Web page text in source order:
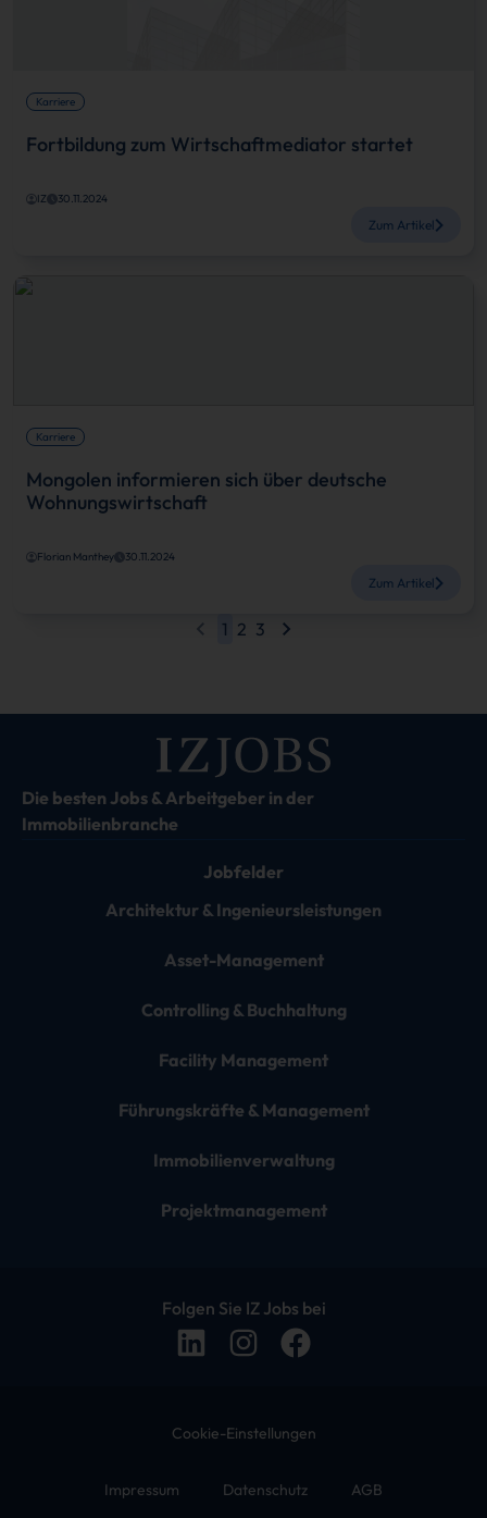
Karriere
Fortbildung zum Wirtschaftmediator startet
IZ 30.11.2024
Zum Artikel
Karriere
Mongolen informieren sich über deutsche
Wohnungswirtschaft
Florian Manthey 30.11.2024
Zum Artikel
1 2 3
Die besten Jobs & Arbeitgeber in der
Immobilienbranche
Jobfelder
Architektur & Ingenieursleistungen
Asset-Management
Controlling & Buchhaltung
Facility Management
Führungskräfte & Management
Immobilienverwaltung
Projektmanagement
Folgen Sie IZ Jobs bei
Cookie-Einstellungen
Impressum Datenschutz AGB